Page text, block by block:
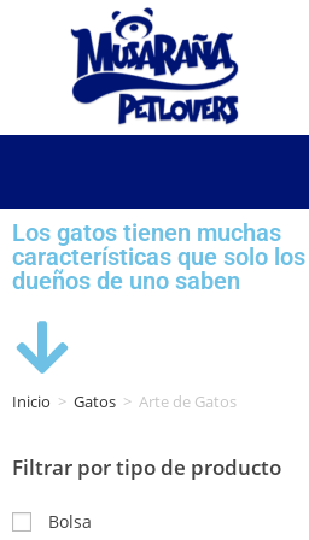
Los gatos tienen muchas
características que solo los
dueños de uno saben
Inicio > Gatos > Arte de Gatos
Filtrar por tipo de producto
Bolsa